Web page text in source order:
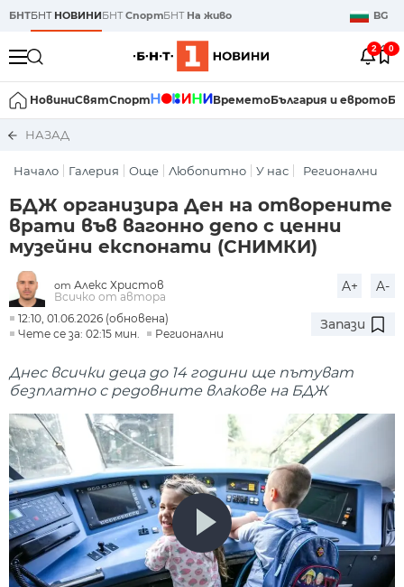
БНТБНТ НОВИНИБНТСпортБНТ На живо BG
2 0
НовиниСвятСпорт ВреметоБългария и еврото
НАЗАД
Начало Галерия Още Любопитно У нас Регионални
БДЖ организира Ден на отворените
врати във вагонно депо с ценни
музейни експонати (СНИМКИ)
от Алекс Христов
Всичко от автора
A+ A-
12:10, 01.06.2026 (обновена)
Чете се за: 02:15 мин.
Регионални
Запази
Днес всички деца до 14 години ще пътуват
безплатно с редовните влакове на БДЖ